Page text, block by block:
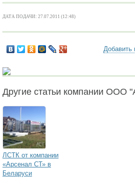
ДАТА ПОДАЧИ: 27.07.2011 (12:48)
Добавить
Другие статьи компании ООО
ЛСТК от компании
«Арсенал СТ» в
Беларуси